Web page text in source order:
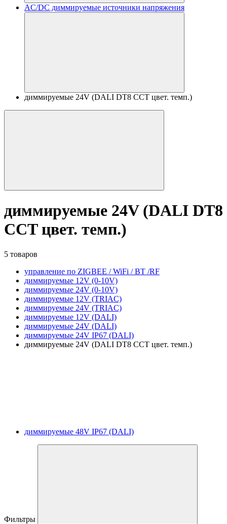
AC/DC диммируемые источники напряжения
диммируемые 24V (DALI DT8 CCT цвет. темп.)
диммируемые 24V (DALI DT8
CCT цвет. темп.)
5 товаров
управление по ZIGBEE / WiFi / BT /RF
диммируемые 12V (0-10V)
диммируемые 24V (0-10V)
диммируемые 12V (TRIAC)
диммируемые 24V (TRIAC)
диммируемые 12V (DALI)
диммируемые 24V (DALI)
диммируемые 24V IP67 (DALI)
диммируемые 24V (DALI DT8 CCT цвет. темп.)
диммируемые 48V IP67 (DALI)
Фильтры